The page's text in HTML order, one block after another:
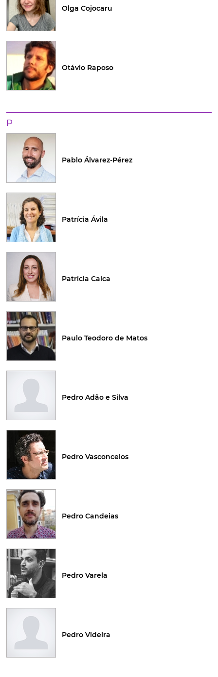
Olga Cojocaru
Otávio Raposo
P
Pablo Álvarez-Pérez
Patrícia Ávila
Patrícia Calca
Paulo Teodoro de Matos
Pedro Adão e Silva
Pedro Vasconcelos
Pedro Candeias
Pedro Varela
Pedro Videira